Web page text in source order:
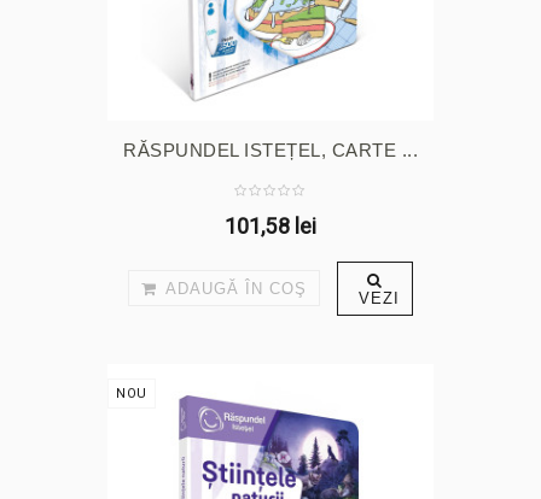
RĂSPUNDEL ISTEȚEL, CARTE ...
101,58 lei
ADAUGĂ ÎN COŞ VEZI
NOU